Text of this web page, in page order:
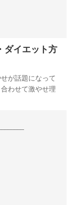
ダイエット方
が話題になって
わせて激やせ理